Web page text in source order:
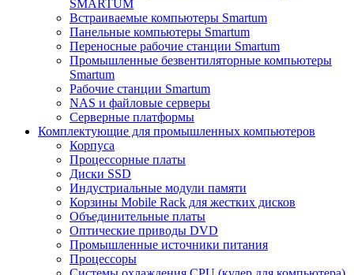
SMARTUM
Встраиваемые компьютеры Smartum
Панельные компьютеры Smartum
Переносные рабочие станции Smartum
Промышленные безвентиляторные компьютеры
Smartum
Рабочие станции Smartum
NAS и файловые серверы
Серверные платформы
Комплектующие для промышленных компьютеров
Корпуса
Процессорные платы
Диски SSD
Индустриальные модули памяти
Корзины Mobile Rack для жестких дисков
Объединительные платы
Оптические приводы DVD
Промышленные источники питания
Процессоры